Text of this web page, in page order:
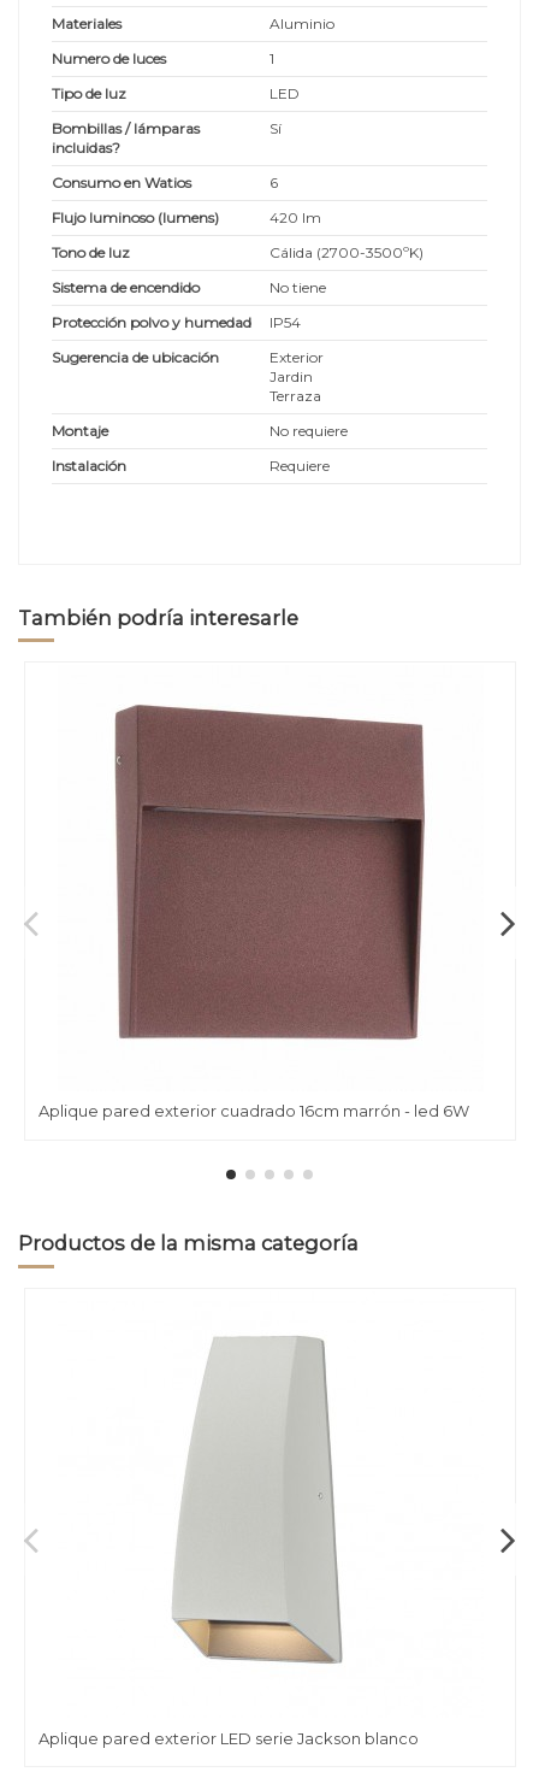
Materiales
Aluminio
Numero de luces
1
Tipo de luz
LED
Bombillas / lámparas
incluidas?
Sí
Consumo en Watios
6
Flujo luminoso (lumens)
420 lm
Tono de luz
Cálida (2700-3500ºK)
Sistema de encendido
No tiene
Protección polvo y humedad
IP54
Sugerencia de ubicación
Exterior
Jardin
Terraza
Montaje
No requiere
Instalación
Requiere
También podría interesarle
Aplique pared exterior cuadrado 16cm marrón - led 6W
Productos de la misma categoría
Aplique pared exterior LED serie Jackson blanco